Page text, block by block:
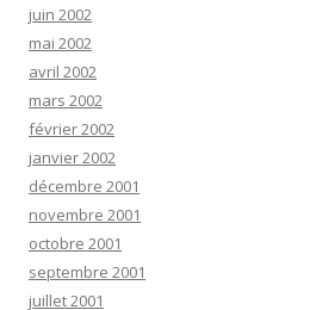
juin 2002
mai 2002
avril 2002
mars 2002
février 2002
janvier 2002
décembre 2001
novembre 2001
octobre 2001
septembre 2001
juillet 2001